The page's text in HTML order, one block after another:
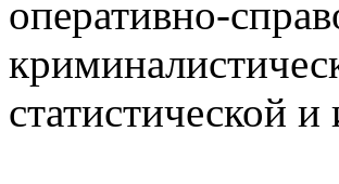
оперативно-
статистической